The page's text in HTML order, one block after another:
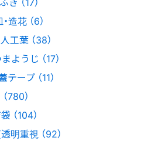
造花 （6）
工葉 （38）
ようじ （17）
テープ （11）
780）
（104）
明重視 （92）